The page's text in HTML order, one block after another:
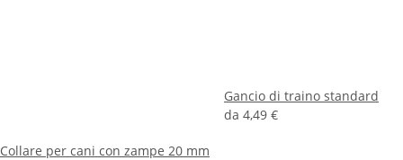
Collare per cani con zampe 20 mm
Gancio di traino standard
da 4,49 €